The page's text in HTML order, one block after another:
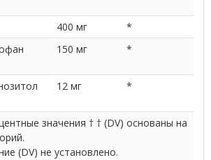
400 мг
*
150 мг *
12 мг *
значения † † (DV) основаны на
(DV) не установлено.